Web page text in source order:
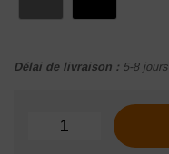
Délai de livraison : 5-8
quantité de Pull de